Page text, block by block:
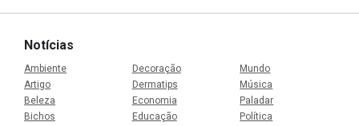
Notícias
Ambiente
Artigo
Beleza
Bichos
Decoração
Dermatips
Economia
Educação
Mundo
Música
Paladar
Política